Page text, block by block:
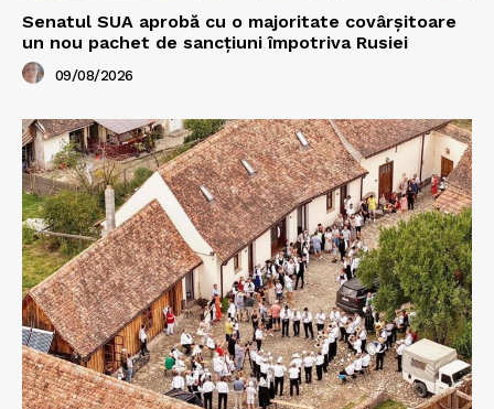
Senatul SUA aprobă cu o majoritate covârșitoare
un nou pachet de sancțiuni împotriva Rusiei
09/08/2026